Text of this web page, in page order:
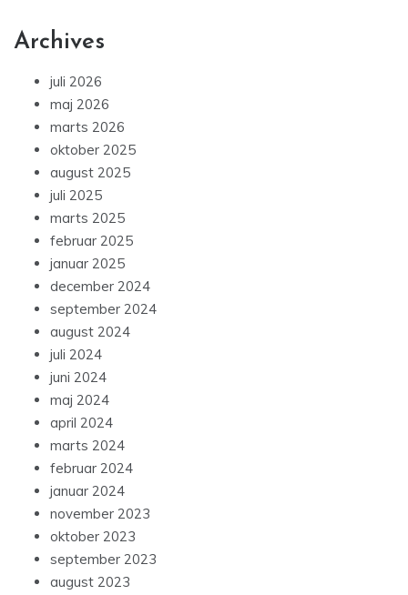
Archives
juli 2026
maj 2026
marts 2026
oktober 2025
august 2025
juli 2025
marts 2025
februar 2025
januar 2025
december 2024
september 2024
august 2024
juli 2024
juni 2024
maj 2024
april 2024
marts 2024
februar 2024
januar 2024
november 2023
oktober 2023
september 2023
august 2023